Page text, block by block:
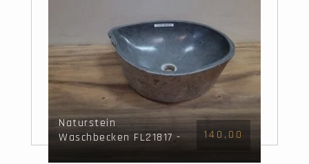
Naturstein
Waschbecken FL21817 -
140,00